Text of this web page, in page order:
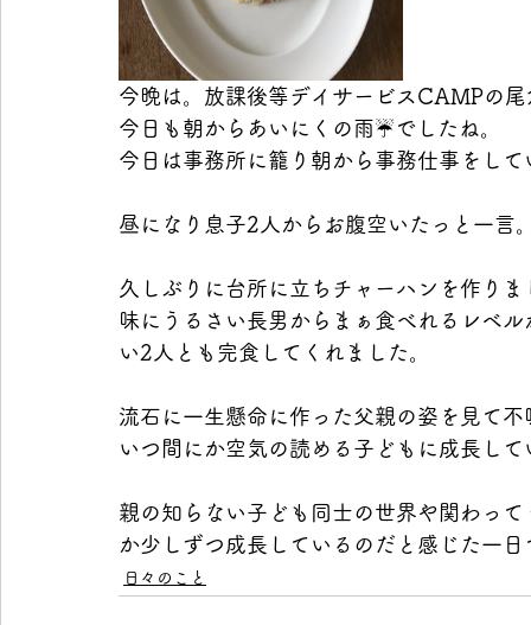
今晩は。放課後等デイサービスCAMPの尾
今日も朝からあいにくの雨☔️でしたね。
今日は事務所に籠り朝から事務仕事をし
昼になり息子2人からお腹空いたっと一言
久しぶりに台所に立ちチャーハンを作りま
味にうるさい長男からまぁ食べれるレベ
い2人とも完食してくれました。
流石に一生懸命に作った父親の姿を見て
いつ間にか空気の読める子どもに成長して
親の知らない子ども同士の世界や関わっ
か少しずつ成長しているのだと感じた一日
日々のこと